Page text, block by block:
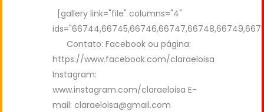
[gallery link="file" columns="4"
Contato: Facebook ou página:
https://www.facebook.com/claraeloisa
Instagram:
www.instagram.com/claraeloisa E-
mail: claraeloisa@gmail.com